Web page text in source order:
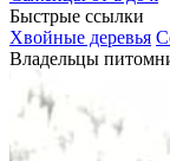
Быстрые ссылки
Хвойные деревья
Владельцы